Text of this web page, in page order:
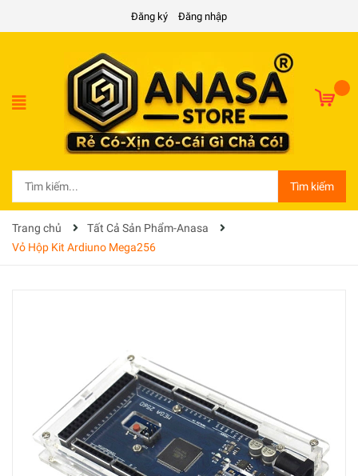
Đăng ký Đăng nhập
Tìm kiếm
Trang chủ
Tất Cả Sản Phẩm-Anasa
Vỏ Hộp Kit Ardiuno Mega256